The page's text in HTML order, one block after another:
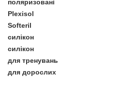
поляризовані
Plexisol
Softeril
силікон
силікон
для тренувань
для дорослих